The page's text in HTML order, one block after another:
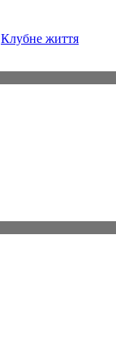
Клубне життя